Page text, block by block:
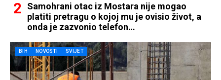
Samohrani otac iz Mostara nije mogao
platiti pretragu o kojoj mu je ovisio život, a
onda je zazvonio telefon…
BIH NOVOSTI SVIJET